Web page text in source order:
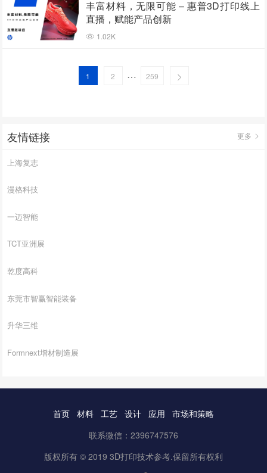
丰富材料，无限可能 – 惠普3D打印线上
直播，赋能产品创新
1.02K
1 2 … 259
友情链接 更多
上海复志
漫格科技
一迈智能
TCT亚洲展
乾度高科
东莞市智赢智能装备
升华三维
Formnext增材制造展
首页 材料 工艺 设计 应用
市场和策略
联系微信：2396747576
版权所有 © 2019 3D打印技术参考.保留所有权利